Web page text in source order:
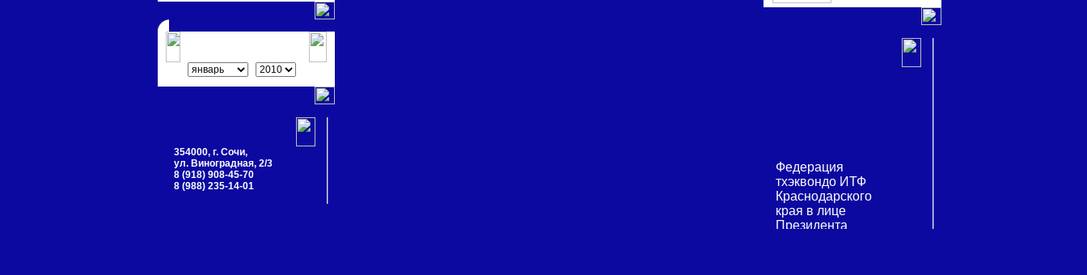
354000, г. Сочи,
ул. Виноградная, 2/3
8 (918) 908-45-70
8 (988) 235-14-01
Федерация
тхэквондо ИТФ
Краснодарского
края в лице
Президента